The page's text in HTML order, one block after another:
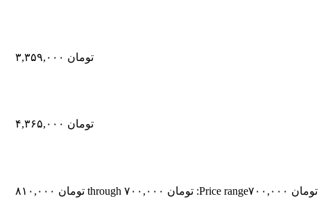
تومان
تومان
تومان Price range: تومان ۷۰۰,۰۰۰ through تومان ۸۱۰,۰۰۰